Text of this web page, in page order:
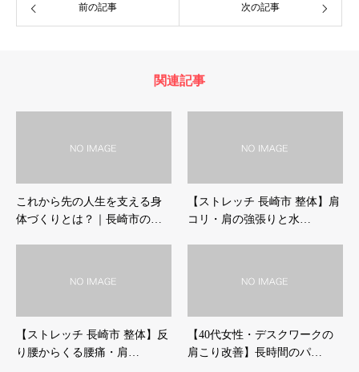
前の記事 次の記事
関連記事
これから先の人生を支える身
体づくりとは？｜長崎市の…
【ストレッチ 長崎市 整体】肩
コリ・肩の強張りと水…
【ストレッチ 長崎市 整体】反
り腰からくる腰痛・肩…
【40代女性・デスクワークの
肩こり改善】長時間のパ…